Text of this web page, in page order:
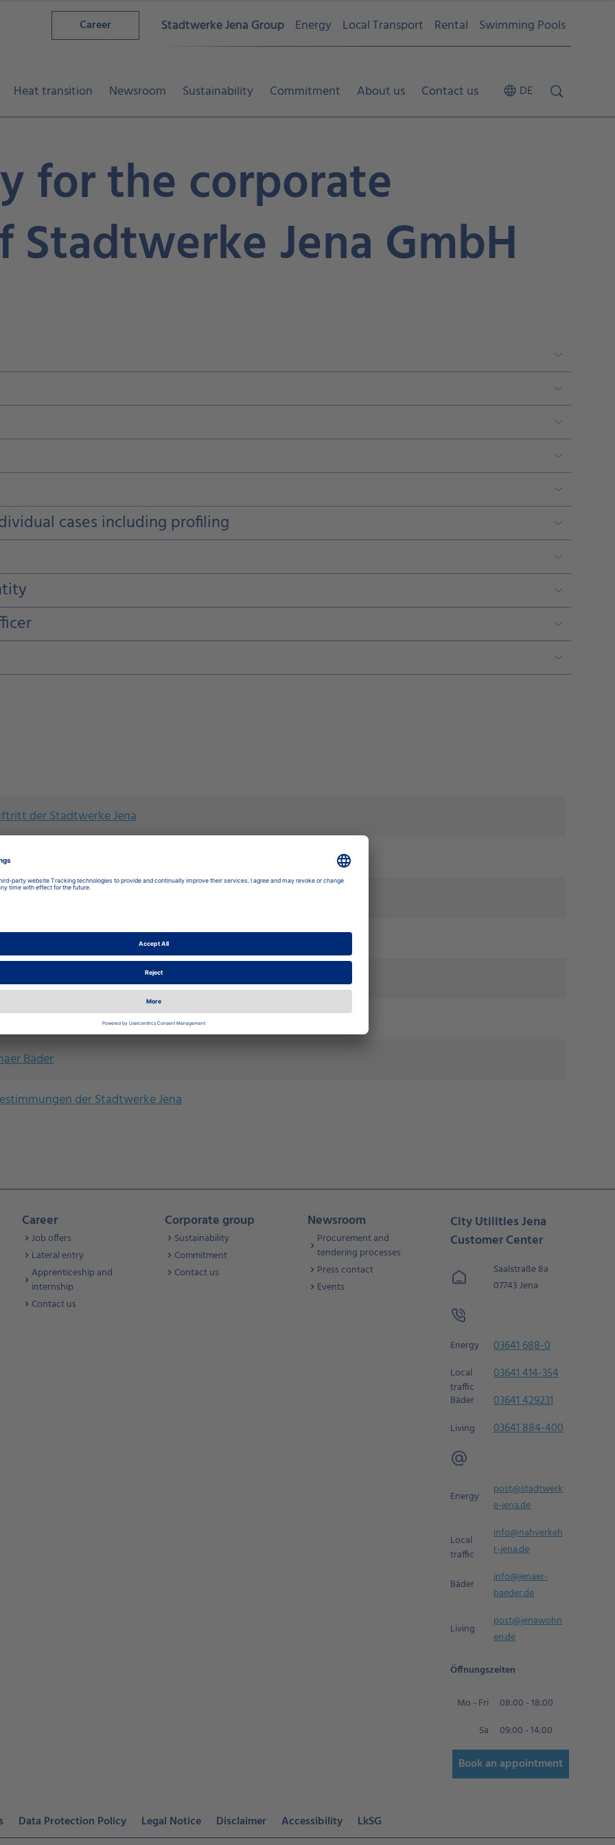
Career Stadtwerke Jena Group Energy Local Transport Rental Swimming Pools
Heat transition Newsroom Sustainability Commitment About us Contact us DE
for the corporate
Stadtwerke Jena GmbH
cases including profiling
der Stadtwerke Jena
Energie Jena-Pößneck
Nahverkehrs
Verkehrsgesellschaft
Bäder
der Stadtwerke Jena
Career
Job offers
Lateral entry
Apprenticeship and
internship
Contact us
Corporate group
Sustainability
Commitment
Contact us
Newsroom
Procurement and
tendering processes
Press contact
Events
City Utilities Jena
Customer Center
Saalstraße 8a
07743 Jena
Energy 03641 688-0
Local
traffic
03641 414-354
Bäder 03641 429231
Living 03641 884-400
Energy
post@stadtwerk
e-jena.de
Local
traffic
info@nahverkeh
r-jena.de
Bäder
info@jenaer-
baeder.de
Living
post@jenawohn
en.de
Öffnungszeiten
Mo - Fri
08:00 - 18:00
Sa
09:00 - 14:00
Book an appointment
Data Protection Policy Legal Notice Disclaimer Accessibility LkSG